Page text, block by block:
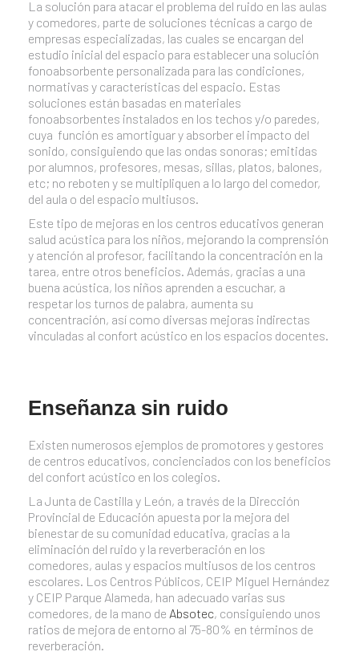
La solución para atacar el problema del ruido en las aulas
y comedores, parte de soluciones técnicas a cargo de
empresas especializadas, las cuales se encargan del
estudio inicial del espacio para establecer una solución
fonoabsorbente personalizada para las condiciones,
normativas y características del espacio. Estas
soluciones están basadas en materiales
fonoabsorbentes instalados en los techos y/o paredes,
cuya función es amortiguar y absorber el impacto del
sonido, consiguiendo que las ondas sonoras; emitidas
por alumnos, profesores, mesas, sillas, platos, balones,
etc; no reboten y se multipliquen a lo largo del comedor,
del aula o del espacio multiusos.
Este tipo de mejoras en los centros educativos generan
salud acústica para los niños, mejorando la comprensión
y atención al profesor, facilitando la concentración en la
tarea, entre otros beneficios. Además, gracias a una
buena acústica, los niños aprenden a escuchar, a
respetar los turnos de palabra, aumenta su
concentración, así como diversas mejoras indirectas
vinculadas al confort acústico en los espacios docentes.
Enseñanza sin ruido
Existen numerosos ejemplos de promotores y gestores
de centros educativos, concienciados con los beneficios
del confort acústico en los colegios.
La Junta de Castilla y León, a través de la Dirección
Provincial de Educación apuesta por la mejora del
bienestar de su comunidad educativa, gracias a la
eliminación del ruido y la reverberación en los
comedores, aulas y espacios multiusos de los centros
escolares. Los Centros Públicos, CEIP Miguel Hernández
y CEIP Parque Alameda, han adecuado varias sus
comedores, de la mano de Absotec, consiguiendo unos
ratios de mejora de entorno al 75-80% en términos de
reverberación.